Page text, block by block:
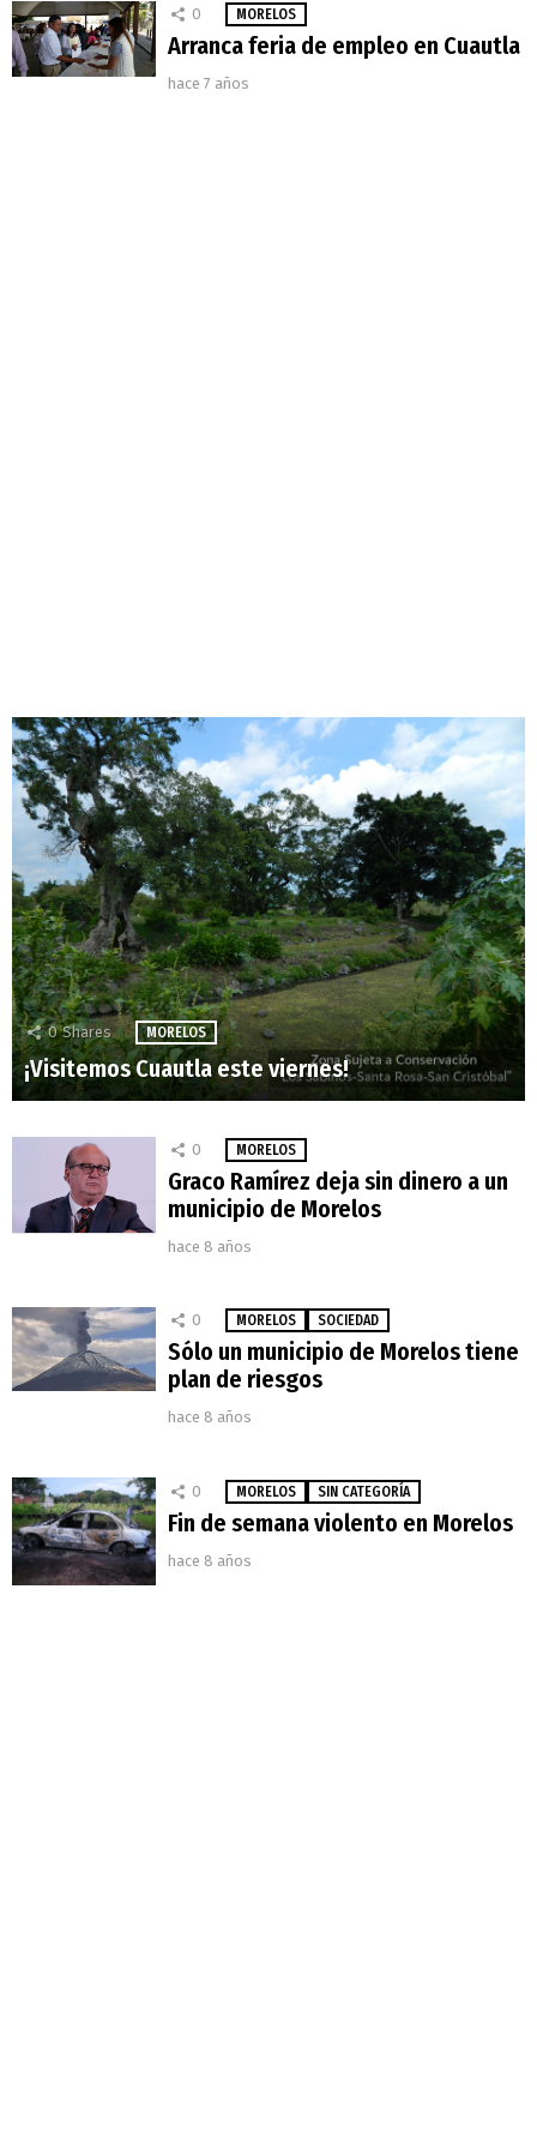
0 MORELOS
Arranca feria de empleo en Cuautla
hace 7 años
0 Shares MORELOS
¡Visitemos Cuautla este viernes!
0 MORELOS
Graco Ramírez deja sin dinero a un
municipio de Morelos
hace 8 años
0 MORELOS SOCIEDAD
Sólo un municipio de Morelos tiene
plan de riesgos
hace 8 años
0 MORELOS SIN CATEGORÍA
Fin de semana violento en Morelos
hace 8 años